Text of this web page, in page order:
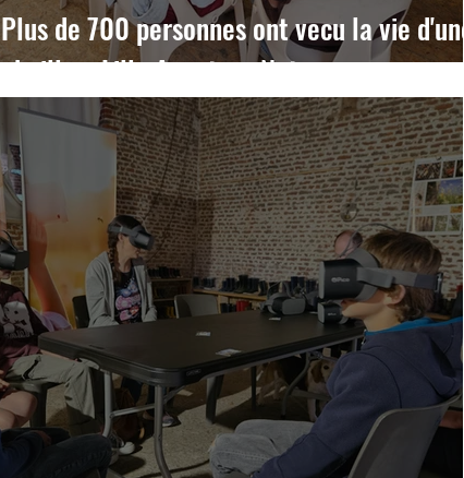
Plus de 700 personnes ont vecu la vie d'une
abeille a Lille Aventure Nature